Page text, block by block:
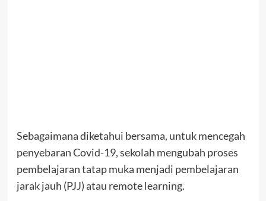
Sebagaimana diketahui bersama, untuk mencegah
penyebaran Covid-19, sekolah mengubah proses
pembelajaran tatap muka menjadi pembelajaran
jarak jauh (PJJ) atau remote learning.